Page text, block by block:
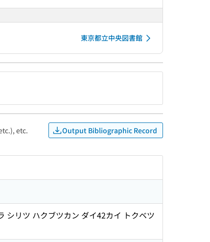
東京都立中央図書館
etc. Output Bibliographic Record
シリツ ハクブツカン ダイ42カイ トクベツ